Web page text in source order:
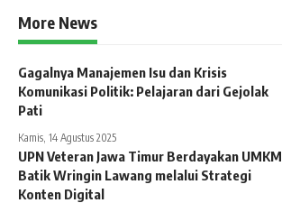
More News
Gagalnya Manajemen Isu dan Krisis
Komunikasi Politik: Pelajaran dari Gejolak
Pati
Kamis, 14 Agustus 2025
UPN Veteran Jawa Timur Berdayakan UMKM
Batik Wringin Lawang melalui Strategi
Konten Digital